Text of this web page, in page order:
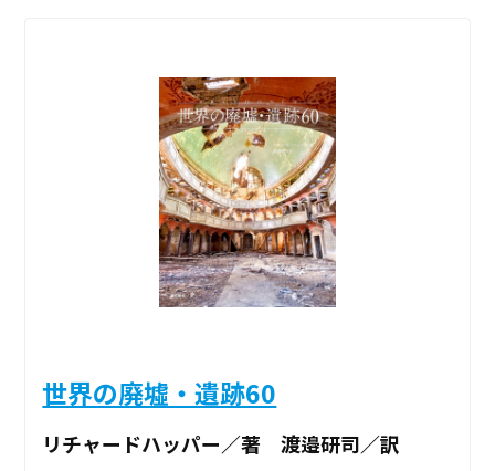
世界の廃墟・遺跡60
リチャードハッパー／著 渡邉研司／訳